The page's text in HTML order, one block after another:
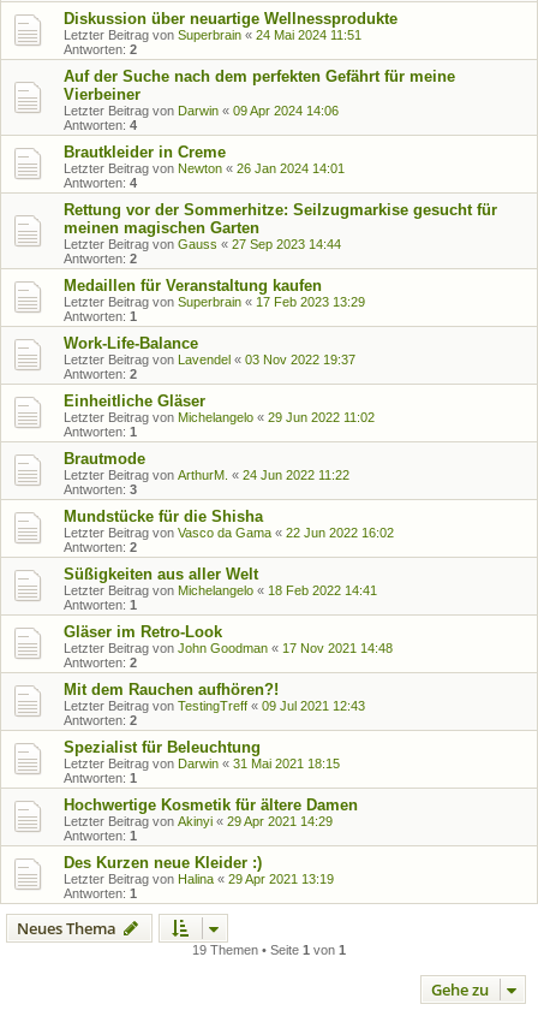
Diskussion über neuartige Wellnessprodukte
Letzter Beitrag von Superbrain « 24 Mai 2024 11:51
Antworten: 2
Auf der Suche nach dem perfekten Gefährt für meine
Vierbeiner
Letzter Beitrag von Darwin « 09 Apr 2024 14:06
Antworten: 4
Brautkleider in Creme
Letzter Beitrag von Newton « 26 Jan 2024 14:01
Antworten: 4
Rettung vor der Sommerhitze: Seilzugmarkise gesucht für
meinen magischen Garten
Letzter Beitrag von Gauss « 27 Sep 2023 14:44
Antworten: 2
Medaillen für Veranstaltung kaufen
Letzter Beitrag von Superbrain « 17 Feb 2023 13:29
Antworten: 1
Work-Life-Balance
Letzter Beitrag von Lavendel « 03 Nov 2022 19:37
Antworten: 2
Einheitliche Gläser
Letzter Beitrag von Michelangelo « 29 Jun 2022 11:02
Antworten: 1
Brautmode
Letzter Beitrag von ArthurM. « 24 Jun 2022 11:22
Antworten: 3
Mundstücke für die Shisha
Letzter Beitrag von Vasco da Gama « 22 Jun 2022 16:02
Antworten: 2
Süßigkeiten aus aller Welt
Letzter Beitrag von Michelangelo « 18 Feb 2022 14:41
Antworten: 1
Gläser im Retro-Look
Letzter Beitrag von John Goodman « 17 Nov 2021 14:48
Antworten: 2
Mit dem Rauchen aufhören?!
Letzter Beitrag von TestingTreff « 09 Jul 2021 12:43
Antworten: 2
Spezialist für Beleuchtung
Letzter Beitrag von Darwin « 31 Mai 2021 18:15
Antworten: 1
Hochwertige Kosmetik für ältere Damen
Letzter Beitrag von Akinyi « 29 Apr 2021 14:29
Antworten: 1
Des Kurzen neue Kleider :)
Letzter Beitrag von Halina « 29 Apr 2021 13:19
Antworten: 1
Neues Thema
19 Themen • Seite 1 von 1
Gehe zu